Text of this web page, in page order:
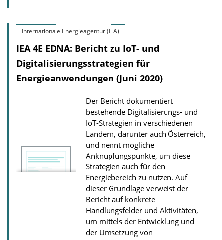
n
D
o
w
l
o
a
d
s
Internationale Energieagentur (IEA)
IEA 4E EDNA: Bericht zu IoT- und
Digitalisierungsstrategien für
Energieanwendungen (Juni 2020)
Der Bericht dokumentiert
bestehende Digitalisierungs- und
IoT-Strategien in verschiedenen
Ländern, darunter auch Österreich,
und nennt mögliche
Anknüpfungspunkte, um diese
Strategien auch für den
Energiebereich zu nutzen. Auf
dieser Grundlage verweist der
Bericht auf konkrete
Handlungsfelder und Aktivitäten,
um mittels der Entwicklung und
der Umsetzung von